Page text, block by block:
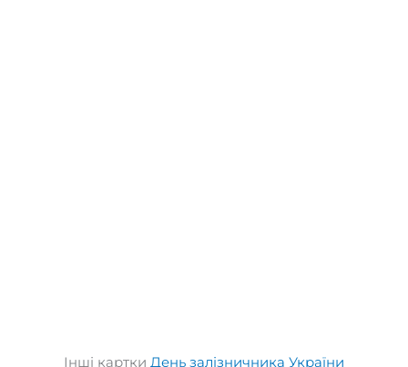
Інші картки День залізничника України